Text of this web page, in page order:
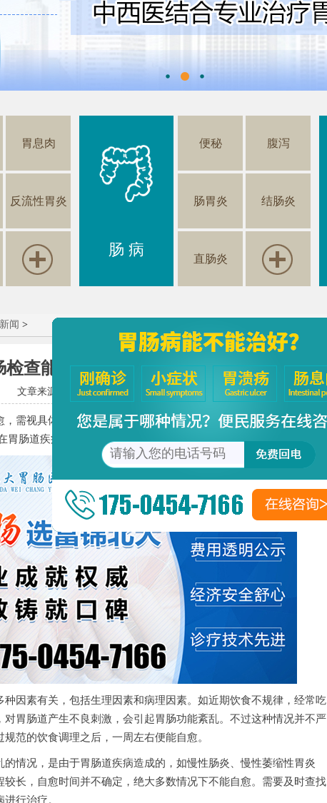
胃息肉
反流性胃炎
肠 病
便秘 腹泻
肠胃炎 结肠炎
直肠炎
闻 >
检查能治好吗？富锦北大胃肠医院
文章来源： 北大胃肠病医院 阅读次数：16
视具体情况而定。若是饮食不规律等生理原因引起的胃肠功能紊
胃肠道疾病，一般不能自愈。
素有关，包括生理因素和病理因素。如近期饮食不规律，经常吃
胃肠道产生不良刺激，会引起胃肠功能紊乱。不过这种情况并不严
范的饮食调理之后，一周左右便能自愈。
况，是由于胃肠道疾病造成的，如慢性肠炎、慢性萎缩性胃炎
长，自愈时间并不确定，绝大多数情况下不能自愈。需要及时查找
行治疗。